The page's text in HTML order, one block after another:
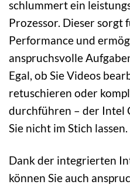
schlummert ein
Prozessor. Dieser sorgt
Performance und
anspruchsvolle
Egal, ob Sie Videos
retuschieren oder
durchführen – der Intel
Sie nicht im Stich lassen.
Dank der integrierten
können Sie auch